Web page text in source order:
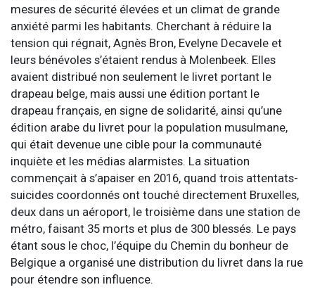
mesures de sécurité élevées et un climat de grande
anxiété parmi les habitants. Cherchant à réduire la
tension qui régnait, Agnès Bron, Evelyne Decavele et
leurs bénévoles s’étaient rendus à Molenbeek. Elles
avaient distribué non seulement le livret portant le
drapeau belge, mais aussi une édition portant le
drapeau français, en signe de solidarité, ainsi qu’une
édition arabe du livret pour la population musulmane,
qui était devenue une cible pour la communauté
inquiète et les médias alarmistes. La situation
commençait à s’apaiser en 2016, quand trois attentats-
suicides coordonnés ont touché directement Bruxelles,
deux dans un aéroport, le troisième dans une station de
métro, faisant 35 morts et plus de 300 blessés. Le pays
étant sous le choc, l’équipe du Chemin du bonheur de
Belgique a organisé une distribution du livret dans la rue
pour étendre son influence.